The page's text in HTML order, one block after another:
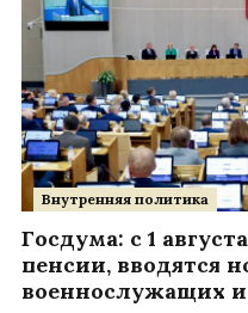
Внутренняя политика
Госдума: с 1
пенсии, вводятся
военнослужащих